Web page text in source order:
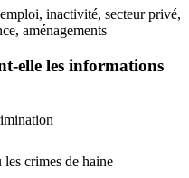
inactivité, secteur privé,
aménagements
elle les informations
crimes de haine